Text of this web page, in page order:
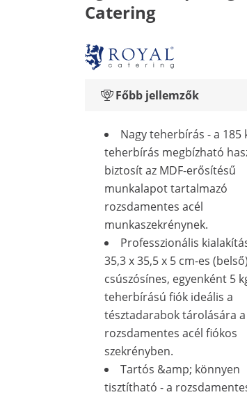
Catering
Főbb jellemzők
Nagy teherbírás - a 185
teherbírás megbízható
biztosít az MDF-erősítésű
munkalapot tartalmazó
rozsdamentes acél
munkaszekrénynek.
Professzionális
35,3 x 35,5 x 5 cm-es
csúszósínes, egyenként 5
teherbírású fiók ideális a
tésztadarabok tárolására a
rozsdamentes acél fiókos
szekrényben.
Tartós &amp; könnyen
tisztítható - a